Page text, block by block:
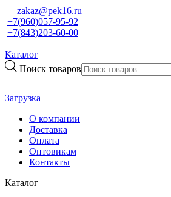
zakaz@pek16.ru
+7(960)057-95-92
+7(843)203-60-00
Каталог
Поиск товаров
Загрузка
О компании
Доставка
Оплата
Оптовикам
Контакты
Каталог